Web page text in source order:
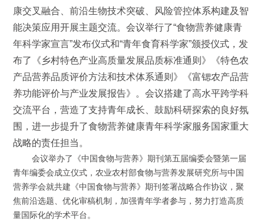
康交叉融合、前沿生物技术突破、风险管控体系构建及智
能决策应用开展主题交流。会议举行了“食物营养健康青
年科学家宣言”发布仪式和“青年食育科学家”颁授仪式，发
布了《乡村特色产业高质量发展品质标准通则》《特色农
产品营养品质评价方法和技术体系通则》《富锶农产品营
养功能评价与产业发展报告》。会议搭建了高水平跨学科
交流平台，营造了支持青年成长、鼓励科研探索的良好氛
围，进一步提升了食物营养健康青年科学家服务国家重大
战略的责任担当。
会议举办了《中国食物与营养》期刊第五届编委会暨第一届
青年编委会成立仪式，农业农村部食物与营养发展研究所与中国
营养学会就共建《中国食物与营养》期刊签署战略合作协议，聚
焦前沿选题、优化审稿机制，加强青年学者参与，努力打造高质
量国际化的学术平台。